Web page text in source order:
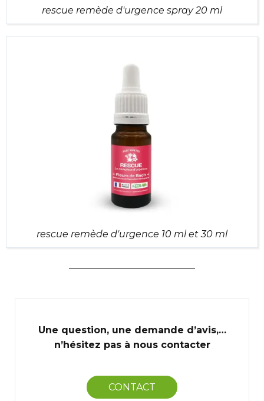
rescue remède d'urgence spray 20 ml
rescue remède d'urgence 10 ml et 30 ml
Une question, une demande d’avis,…
n’hésitez pas à nous contacter
CONTACT